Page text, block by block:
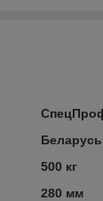
Беларусь
500 кг
280 мм